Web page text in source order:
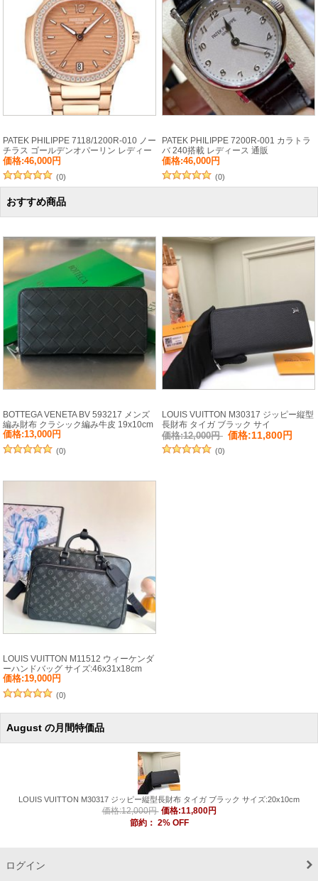
PATEK PHILIPPE 7118/1200R-010 ノー
チラス ゴールデンオパーリン レディー
ス
価格:46,000円
(0)
PATEK PHILIPPE 7200R-001 カラトラ
バ 240搭載 レディース 通販
価格:46,000円
(0)
おすすめ商品
BOTTEGA VENETA BV 593217 メンズ
編み財布 クラシック編み牛皮 19x10cm
サイズ:19x10cm
価格:13,000円
(0)
LOUIS VUITTON M30317 ジッピー縦型
長財布 タイガ ブラック サイ
ズ:20x10cm
価格:12,000円 価格:11,800円
(0)
LOUIS VUITTON M11512 ウィーケンダ
ーハンドバッグ サイズ:46x31x18cm
価格:19,000円
(0)
August の月間特価品
LOUIS VUITTON M30317 ジッピー縦型長財布 タイガ ブラック サイズ:20x10cm
価格:12,000円 価格:11,800円
節約： 2% OFF
ログイン